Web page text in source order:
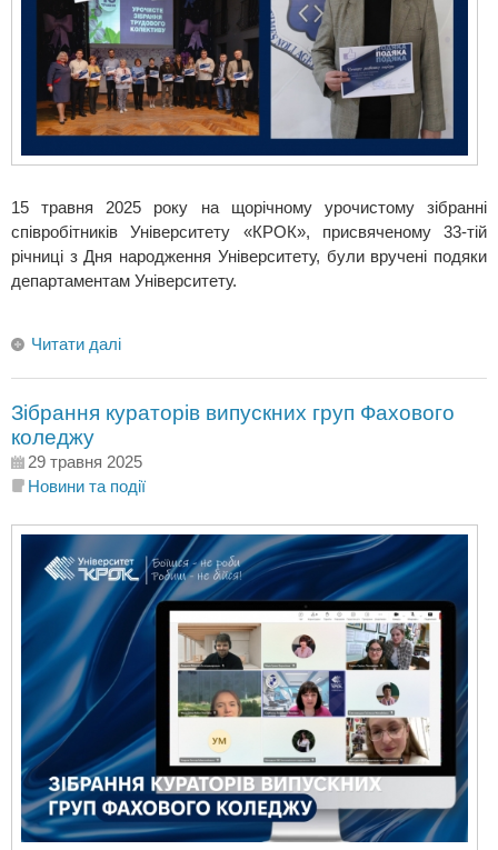
15 травня 2025 року на щорічному урочистому зібранні
співробітників Університету «КРОК», присвяченому 33-тій
річниці з Дня народження Університету, були вручені подяки
департаментам Університету.
Читати далі
Зібрання кураторів випускних груп Фахового
коледжу
29 травня 2025
Новини та події